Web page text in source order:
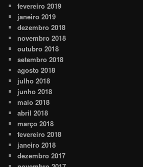
fevereiro 2019
janeiro 2019
dezembro 2018
novembro 2018
outubro 2018
setembro 2018
agosto 2018
julho 2018
junho 2018
maio 2018
abril 2018
março 2018
fevereiro 2018
janeiro 2018
dezembro 2017